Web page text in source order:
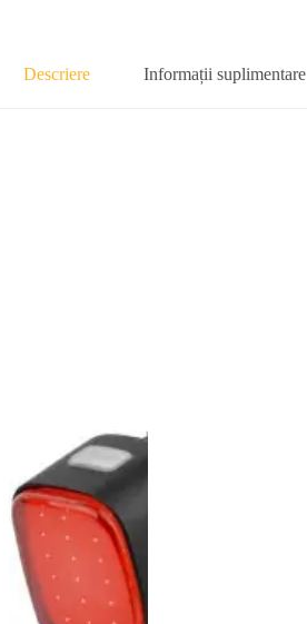
Descriere Informații suplimentare